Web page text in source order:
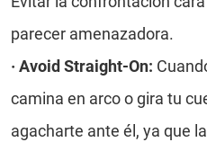
parecer amenazadora.
· Avoid Straight-On:
camina en arco o gira tu
agacharte ante él, ya que